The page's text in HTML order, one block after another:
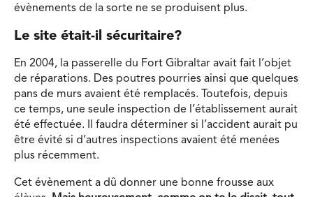
évènements de la sorte ne se produisent plus.
Le site était-il sécuritaire?
En 2004, la passerelle du Fort Gibraltar avait fait l’objet
de réparations. Des poutres pourries ainsi que quelques
pans de murs avaient été remplacés. Toutefois, depuis
ce temps, une seule inspection de l’établissement aurait
été effectuée. Il faudra déterminer si l’accident aurait pu
être évité si d’autres inspections avaient été menées
plus récemment.
Cet évènement a dû donner une bonne frousse aux